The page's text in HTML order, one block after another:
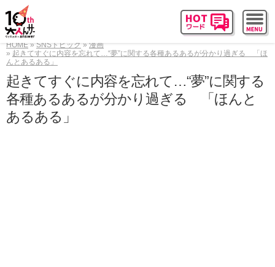
HOME SNSトピック
漫画
起きてすぐに内容を忘れて…“夢”に関する各種あるあるが分かり過ぎる 「ほ
んとあるある」
起きてすぐに内容を忘れて…“夢”に関する
各種あるあるが分かり過ぎる 「ほんと
あるある」